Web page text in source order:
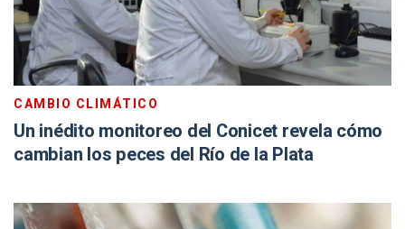
CAMBIO CLIMÁTICO
Un inédito monitoreo del Conicet revela cómo
cambian los peces del Río de la Plata